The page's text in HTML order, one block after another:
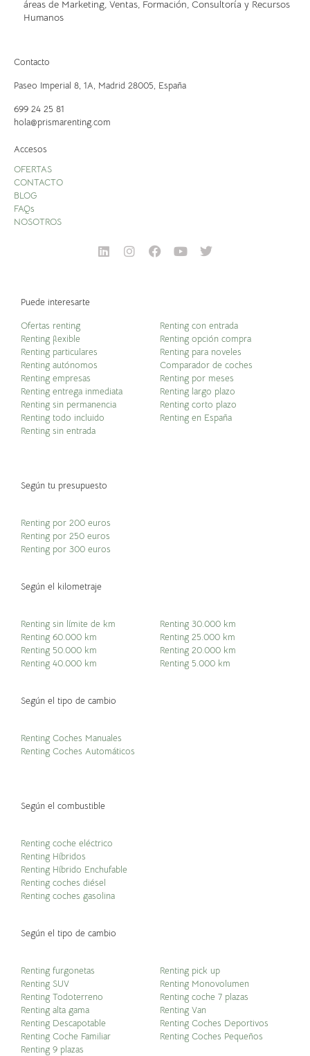
áreas de Marketing, Ventas, Formación, Consultoría y Recursos
Humanos
Contacto
Paseo Imperial 8, 1A, Madrid 28005, España
699 24 25 81
hola@prismarenting.com
Accesos
OFERTAS
CONTACTO
BLOG
FAQs
NOSOTROS
Puede interesarte
Ofertas renting
Renting flexible
Renting particulares
Renting autónomos
Renting empresas
Renting entrega inmediata
Renting sin permanencia
Renting todo incluido
Renting sin entrada
Renting con entrada
Renting opción compra
Renting para noveles
Comparador de coches
Renting por meses
Renting largo plazo
Renting corto plazo
Renting en España
Según tu presupuesto
Renting por 200 euros
Renting por 250 euros
Renting por 300 euros
Según el kilometraje
Renting sin límite de km
Renting 60.000 km
Renting 50.000 km
Renting 40.000 km
Renting 30.000 km
Renting 25.000 km
Renting 20.000 km
Renting 5.000 km
Según el tipo de cambio
Renting Coches Manuales
Renting Coches Automáticos
Según el combustible
Renting coche eléctrico
Renting Híbridos
Renting Híbrido Enchufable
Renting coches diésel
Renting coches gasolina
Según el tipo de cambio
Renting furgonetas
Renting SUV
Renting Todoterreno
Renting alta gama
Renting Descapotable
Renting Coche Familiar
Renting 9 plazas
Renting pick up
Renting Monovolumen
Renting coche 7 plazas
Renting Van
Renting Coches Deportivos
Renting Coches Pequeños